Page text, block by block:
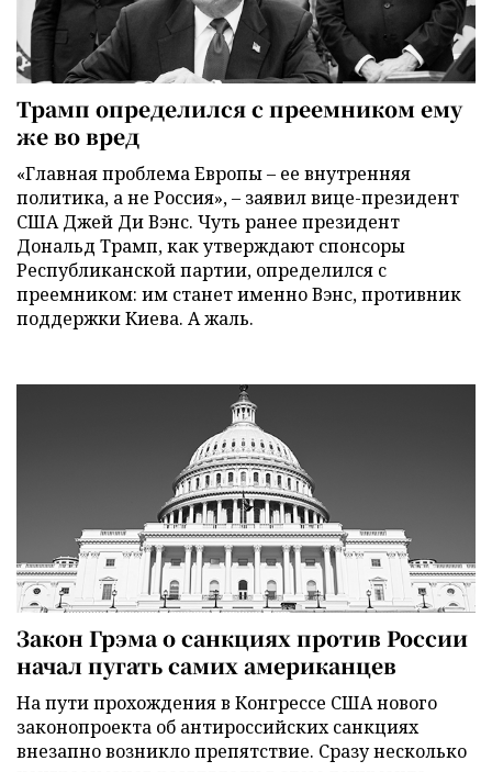
Трамп определился с преемником ему
же во вред
«Главная проблема Европы – ее внутренняя
политика, а не Россия», – заявил вице-президент
США Джей Ди Вэнс. Чуть ранее президент
Дональд Трамп, как утверждают спонсоры
Республиканской партии, определился с
преемником: им станет именно Вэнс, противник
поддержки Киева. А жаль.
Закон Грэма о санкциях против России
начал пугать самих американцев
На пути прохождения в Конгрессе США нового
законопроекта об антироссийских санкциях
внезапно возникло препятствие. Сразу несколько